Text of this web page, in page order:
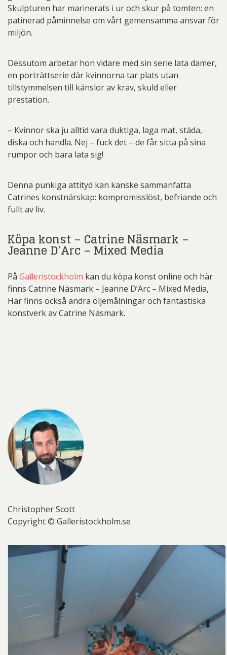
Skulpturen har marinerats i ur och skur på tomten: en
patinerad påminnelse om vårt gemensamma ansvar för
miljön.
Dessutom arbetar hon vidare med sin serie lata damer,
en porträttserie där kvinnorna tar plats utan
tillstymmelsen till känslor av krav, skuld eller
prestation.
– Kvinnor ska ju alltid vara duktiga, laga mat, städa,
diska och handla. Nej – fuck det – de får sitta på sina
rumpor och bara lata sig!
Denna punkiga attityd kan kanske sammanfatta
Catrines konstnärskap: kompromisslöst, befriande och
fullt av liv.
Köpa konst – Catrine Näsmark –
Jeanne D’Arc – Mixed Media
På Galleristockholm kan du köpa konst online och här
finns Catrine Näsmark – Jeanne D’Arc – Mixed Media,
Här finns också andra oljemålningar och fantastiska
konstverk av Catrine Näsmark.
Christopher Scott
Copyright © Galleristockholm.se